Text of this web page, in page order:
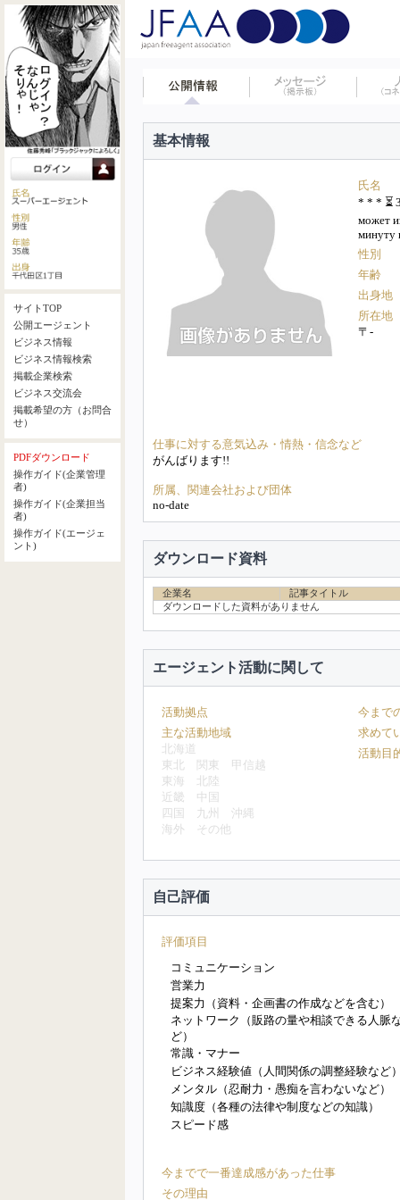
サイトTOP
公開エージェント
ビジネス情報
ビジネス情報検索
掲載企業検索
ビジネス交流会
掲載希望の方（お問合
せ）
PDFダウンロード
操作ガイド(企業管理
者)
操作ガイド(企業担当
者)
操作ガイド(エージェ
ント)
基本情報
氏名
* * * ⏳
может
минуту
性別
年齢
出身地
所在地
〒-
仕事に対する意気込み・情熱・信念など
がんばります!!
所属、関連会社および団体
no-date
ダウンロード資料
企業名
記事タイトル
ダウンロードした資料がありません
エージェント活動に関して
活動拠点
主な活動地域
北海道
東北
関東
甲信越
東海
北陸
近畿
中国
四国
九州
沖縄
海外
その他
今まで
求めて
活動目
自己評価
評価項目
コミュニケーション
営業力
提案力（資料・企画書の作成などを含む）
ネットワーク（販路の量や相談できる人脈
ど）
常識・マナー
ビジネス経験値（人間関係の調整経験など
メンタル（忍耐力・愚痴を言わないなど）
知識度（各種の法律や制度などの知識）
スピード感
今までで一番達成感があった仕事
その理由